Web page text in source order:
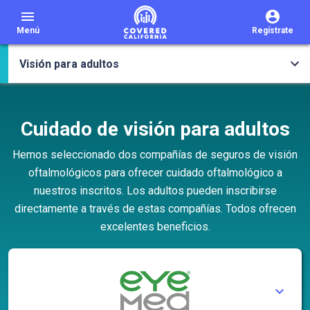
menu
Menú Regístrate
Visión para adultos
Cuidado de visión para adultos
Hemos seleccionado dos compañías de seguros de visión
oftalmológicos para ofrecer cuidado oftalmológico a
nuestros inscritos. Los adultos pueden inscribirse
directamente a través de estas compañías. Todos ofrecen
excelentes beneficios.
expand_less